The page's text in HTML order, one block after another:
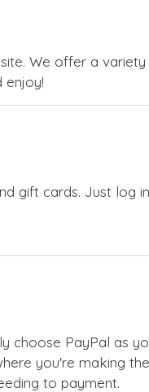
We offer a
enjoy!
gift cards. Just log
choose PayPal as
you're making
to payment.